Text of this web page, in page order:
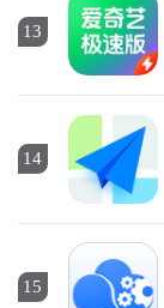
13
14
15